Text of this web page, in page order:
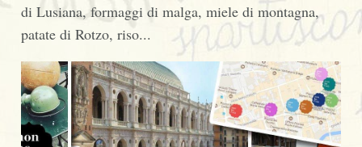
di Lusiana, formaggi di malga, miele di montagna,
patate di Rotzo, riso...